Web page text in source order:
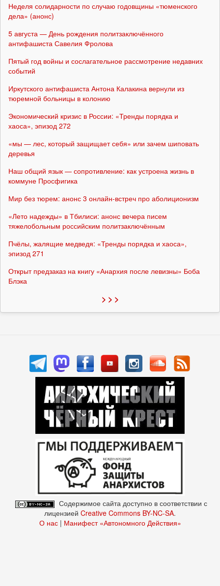
Неделя солидарности по случаю годовщины «тюменского
дела» (анонс)
5 августа — День рождения политзаключённого
антифашиста Савелия Фролова
Пятый год войны и сослагательное рассмотрение недавних
событий
Иркутского антифашиста Антона Калакина вернули из
тюремной больницы в колонию
Экономический кризис в России: «Тренды порядка и
хаоса», эпизод 272
«мы — лес, который защищает себя» или зачем шиповать
деревья
Наш общий язык — сопротивление: как устроена жизнь в
коммуне Просфигика
Мир без тюрем: анонс 3 онлайн-встреч про аболиционизм
«Лето надежды» в Тбилиси: анонс вечера писем
тяжелобольным российским политзаключённым
Пчёлы, жалящие медведя: «Тренды порядка и хаоса»,
эпизод 271
Открыт предзаказ на книгу «Анархия после левизны» Боба
Блэка
> > >
Содержимое сайта доступно в соответствии с
лицензией Creative Commons BY-NC-SA.
О нас| Манифест «Автономного Действия»